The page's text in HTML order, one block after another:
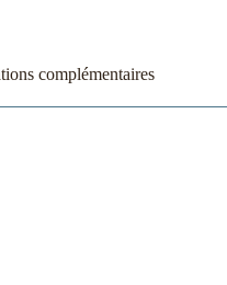
complémentaires